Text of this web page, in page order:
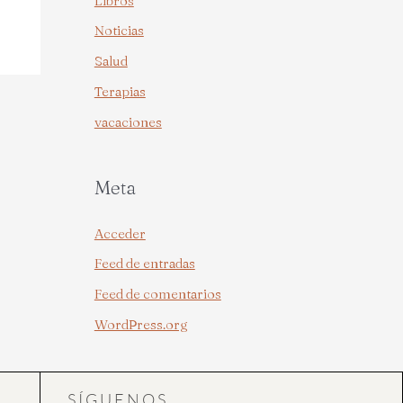
Noticias
Salud
Terapias
vacaciones
Meta
Acceder
Feed de entradas
Feed de comentarios
WordPress.org